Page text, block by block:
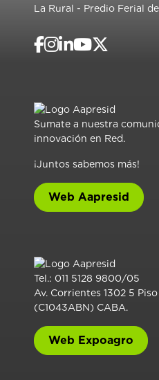
La Rural - Predio Ferial
Sumate a nuestra
innovación en Red.
¡Juntos sabemos más!
Web Aapresid
Tel.: 011 5128 9800/05
Av. Corrientes 1302 5 Piso
(C1043ABN) CABA.
Web Expoagro